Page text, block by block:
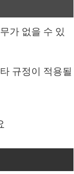
가 없을 수 있
규정이 적용될